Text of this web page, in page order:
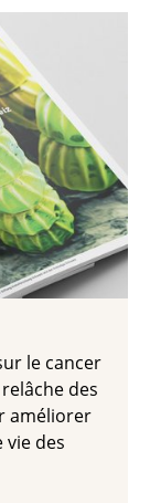
le cancer
des
améliorer
vie des